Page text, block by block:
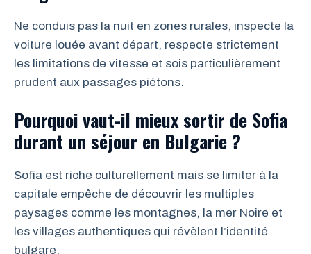
Ne conduis pas la nuit en zones rurales, inspecte la
voiture louée avant départ, respecte strictement
les limitations de vitesse et sois particulièrement
prudent aux passages piétons.
Pourquoi vaut-il mieux sortir de Sofia
durant un séjour en Bulgarie ?
Sofia est riche culturellement mais se limiter à la
capitale empêche de découvrir les multiples
paysages comme les montagnes, la mer Noire et
les villages authentiques qui révèlent l’identité
bulgare.